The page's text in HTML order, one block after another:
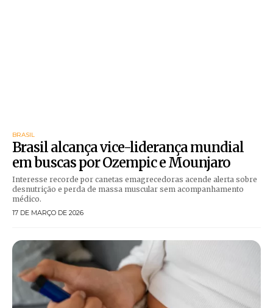
BRASIL
Brasil alcança vice-liderança mundial
em buscas por Ozempic e Mounjaro
Interesse recorde por canetas emagrecedoras acende alerta sobre
desnutrição e perda de massa muscular sem acompanhamento
médico.
17 DE MARÇO DE 2026